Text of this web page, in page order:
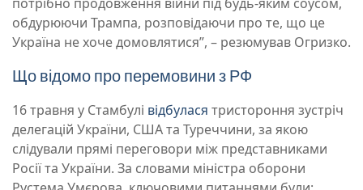
обдурюючи Трампа, розповідаючи про те, що це
Україна не хоче домовлятися”, – резюмував Огризко.
Що відомо про перемовини з РФ
16 травня у Стамбулі відбулася тристороння зустріч
делегацій України, США та Туреччини, за якою
слідували прямі переговори між представниками
Росії та України. За словами міністра оборони